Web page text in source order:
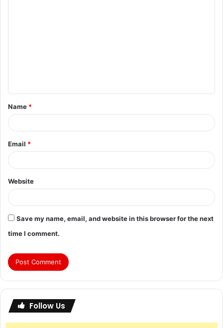
Name *
Email *
Website
Save my name, email, and website in this browser for the next
time I comment.
Follow Us